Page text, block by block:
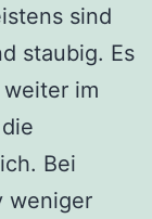
sind
staubig. Es
im
Bei
weniger